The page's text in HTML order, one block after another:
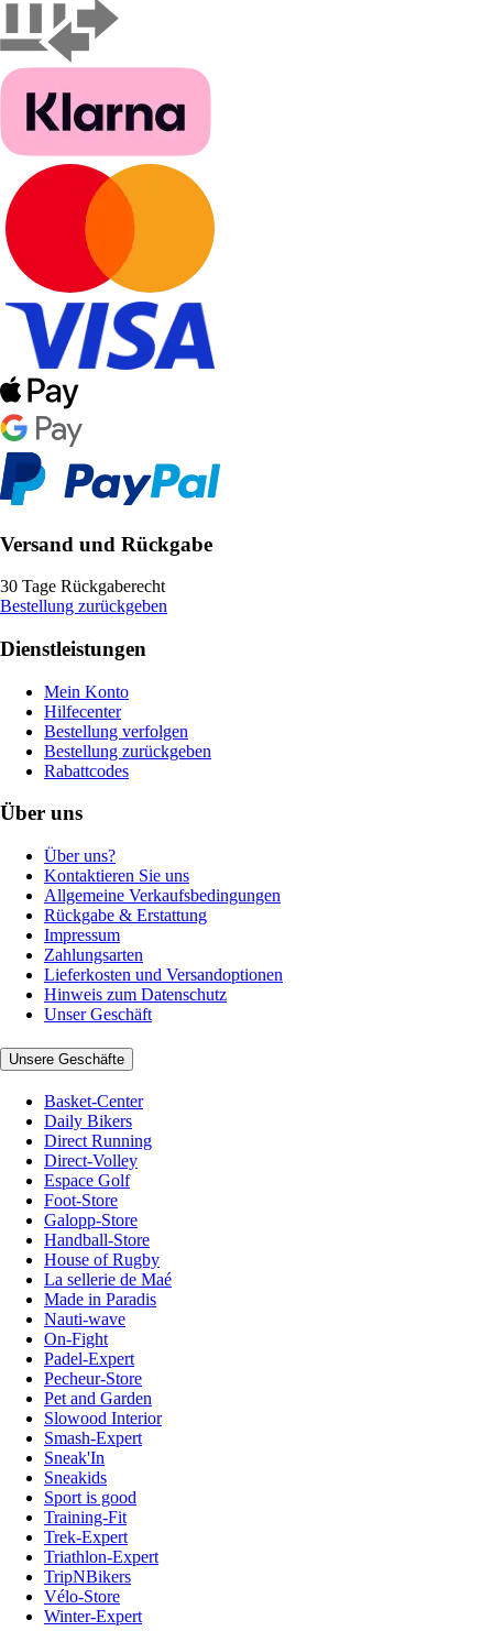
Versand und Rückgabe
30 Tage Rückgaberecht
Bestellung zurückgeben
Dienstleistungen
Mein Konto
Hilfecenter
Bestellung verfolgen
Bestellung zurückgeben
Rabattcodes
Über uns
Über uns?
Kontaktieren Sie uns
Allgemeine Verkaufsbedingungen
Rückgabe & Erstattung
Impressum
Zahlungsarten
Lieferkosten und Versandoptionen
Hinweis zum Datenschutz
Unser Geschäft
Unsere Geschäfte
Basket-Center
Daily Bikers
Direct Running
Direct-Volley
Espace Golf
Foot-Store
Galopp-Store
Handball-Store
House of Rugby
La sellerie de Maé
Made in Paradis
Nauti-wave
On-Fight
Padel-Expert
Pecheur-Store
Pet and Garden
Slowood Interior
Smash-Expert
Sneak'In
Sneakids
Sport is good
Training-Fit
Trek-Expert
Triathlon-Expert
TripNBikers
Vélo-Store
Winter-Expert